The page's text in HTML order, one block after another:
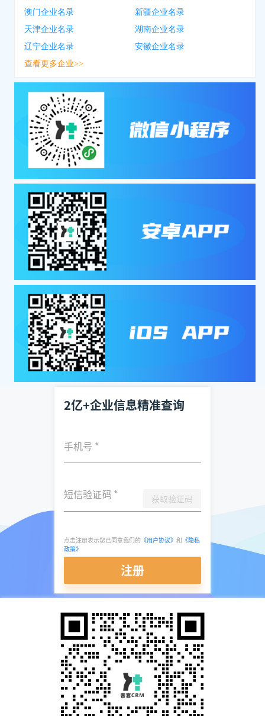
澳门企业名录
新疆企业名录
天津企业名录
湖南企业名录
辽宁企业名录
安徽企业名录
查看更多企业>>
2亿+企业信息精准查询
手机号 *
短信验证码 * 获取验证码
点击注册表示您已同意我们的 《用户协议》 和 《隐私
政策》
注册